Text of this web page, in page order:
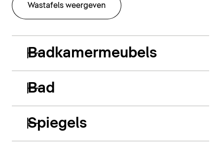
Wastafels weergeven
Badkamermeubels
Bad
Spiegels